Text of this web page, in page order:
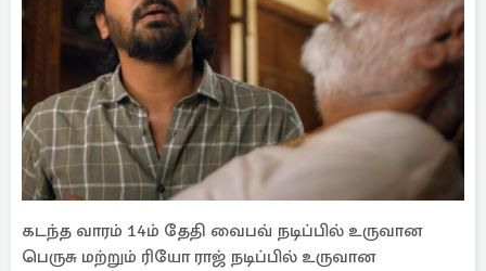
கடந்த வாரம் 14ம் தேதி வைபவ் நடிப்பில் உருவான
பெருசு மற்றும் ரியோ ராஜ் நடிப்பில் உருவான